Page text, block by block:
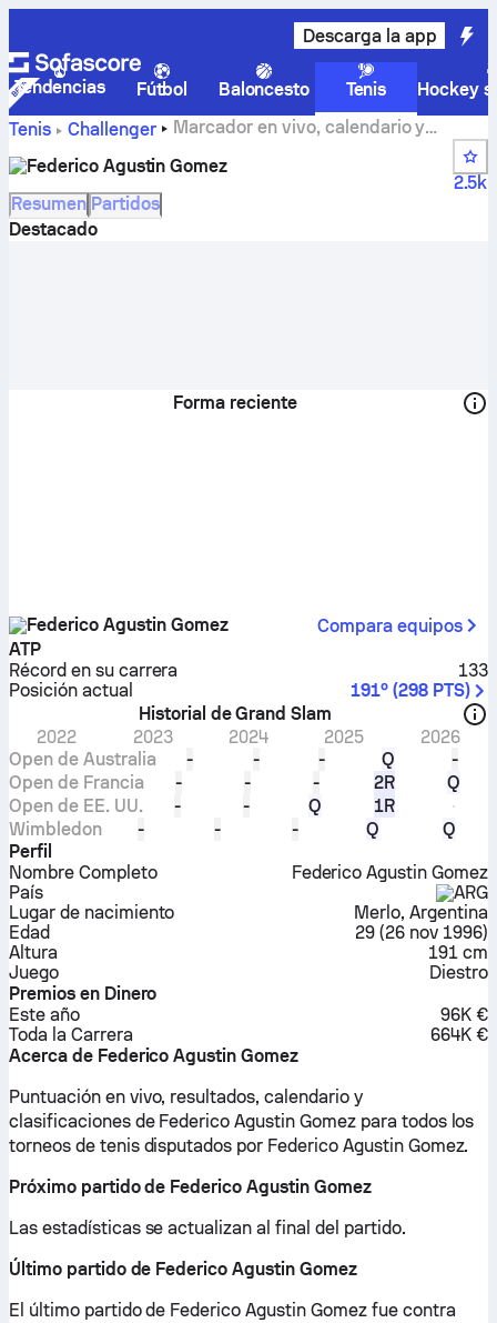
Descarga la app
Tendencias Fútbol Baloncesto Tenis
Hockey
Tenis
Challenger
Marcador en vivo, calendario y
Federico Agustin Gomez
2.5k
Resumen Partidos
Destacado
Forma reciente
Federico Agustin Gomez
Compara equipos
ATP
Récord en su carrera
133
Posición actual
191º (298 PTS)
Historial de Grand Slam
2022
2023 2024 2025
2026
Open de Australia
- - - Q
-
Open de Francia
- - - 2R
Q
Open de EE. UU.
- - Q
1R
Wimbledon
- - - Q
Q
Perfil
Nombre Completo
Federico Agustin Gomez
País
ARG
Lugar de nacimiento
Merlo, Argentina
Edad
29 (26 nov 1996)
Altura
191 cm
Juego
Diestro
Premios en Dinero
Este año
96K €
Toda la Carrera
664K €
Acerca de Federico Agustin Gomez
Puntuación en vivo, resultados, calendario y
clasificaciones de Federico Agustin Gomez para todos los
torneos de tenis disputados por Federico Agustin Gomez.
Próximo partido de Federico Agustin Gomez
Las estadísticas se actualizan al final del partido.
Último partido de Federico Agustin Gomez
El último partido de Federico Agustin Gomez fue contra